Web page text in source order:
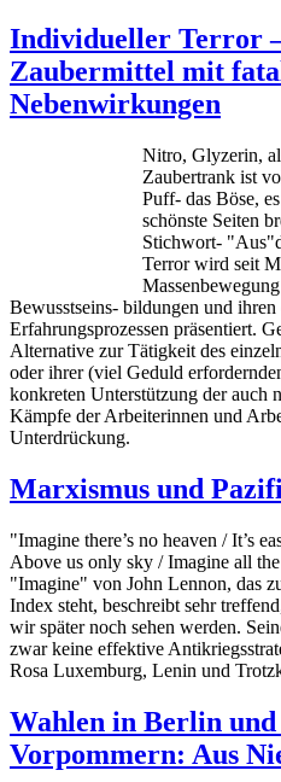
Individueller Terror
Zaubermittel mit
Nebenwirkungen
Nitro, Glyzerin,
Zaubertrank ist
Puff- das Böse,
schönste Seiten
Stichwort-
Terror wird seit
Bewusstseins- bildungen und
Erfahrungsprozessen präsentiert.
Alternative zur Tätigkeit des
oder ihrer (viel Geduld
konkreten Unterstützung der auch
Kämpfe der Arbeiterinnen und
Unterdrückung.
Marxismus und
"Imagine there’s no heaven / It’s
Above us only sky / Imagine all
"Imagine" von John Lennon, das
Index steht, beschreibt sehr
wir später noch sehen werden.
zwar keine effektive
Rosa Luxemburg, Lenin und
Wahlen in Berlin
Vorpommern: Aus